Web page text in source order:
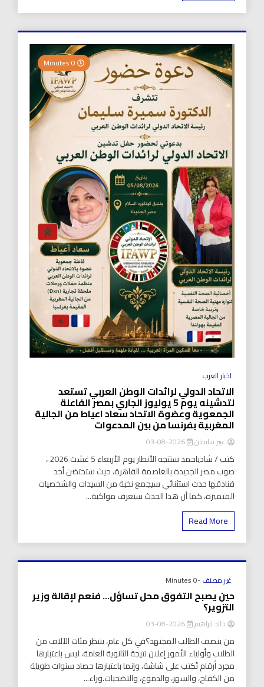
اخبار العرب
الاتحاد الدولي لرائدات الوطن العربي تستعد
لتدشينه يوم 5 يوليوز الجاري بمصر الفاعلة
الجمعوية وعضوة الاتحاد سعاد اعياط من الجالية
المغربية بفرنسا من بين المدعوات
عبير سليمان 2026-08-03
كتب / شادياحمد ستتجه الأنظار يوم الأربعاء 5 غشت 2026 ،
صوب مصر الجديدة بالعاصمة القاهرة، حيث ستحتضن أحد
فنادقها حدث استثنائي سيجمع نخبة من السيدات والشخصيات
المتميزة، كما أن هذا الحدث سيعرف مواكبة...
Read More
غير مصنف-0 Minutes
حين يصبح التفوق محل تساؤل… فنعم لإقالة وزير
التزوير؟
خالد ابراهيم 2026-08-03
من ينصف الطالب المجتهد؟في كل عام، ينتظر مئات الآلاف من
الطلاب وأولياء الأمور إعلان نتيجة الثانوية العامة، ليس باعتبارها
مجرد أرقام تُكتب على شاشة، وإنما باعتبارها حصاد سنوات طويلة
من الكفاح، والسهر، والدموع، والتضحيات.وراء...